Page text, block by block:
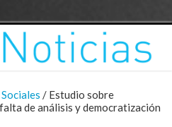
/ Estudio sobre
de análisis y democratización